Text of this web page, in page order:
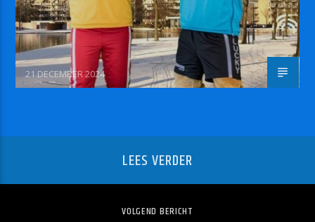
21 DECEMBER 2024
LEES VERDER
VOLGEND BERICHT